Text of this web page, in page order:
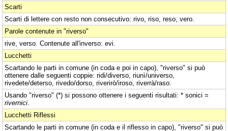
Scarti
Scarti di lettere con resto non consecutivo: rivo, riso, reso, vero.
Parole contenute in "riverso"
rive, verso. Contenute all'inverso: evi.
Lucchetti
Scartando le parti in comune (in coda e poi in capo), "riverso" si può
ottenere dalle seguenti coppie: ridi/diverso, riunì/universo,
rivedete/deterso, rivedo/dorso, riverirò/iroso, riverrà/raso.
Usando "riverso" (*) si possono ottenere i seguenti risultati: * sonici =
rivernici
Lucchetti Riflessi
Scartando le parti in comune (in coda e il riflesso in capo), "riverso" si può